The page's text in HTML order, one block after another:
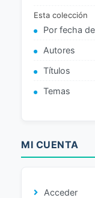
Esta colección
Por fecha
Autores
Títulos
Temas
MI CUENTA
Acceder